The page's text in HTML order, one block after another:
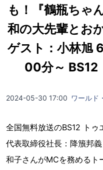
も！『鶴瓶ちゃ
和の大先輩とお
ゲスト：小林旭
00分～ BS12
2024-05-30 17:00 ワールド
全国無料放送のBS12 トゥ
代表取締役社長：降籏邦
和子さんがMCを務めるト